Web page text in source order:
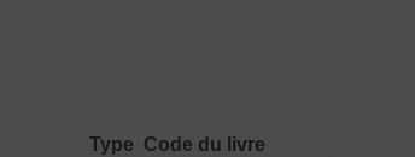
Type Code du livre